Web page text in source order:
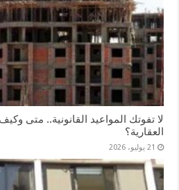
لا تفوتك المواعيد القانونية.. متى
العقارية؟
21 يوليو، 2026